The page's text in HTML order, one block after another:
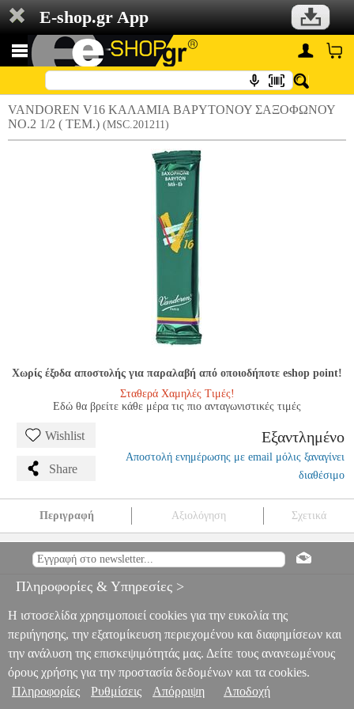
E-shop.gr App
VANDOREN V16 ΚΑΛΑΜΙΑ ΒΑΡΥΤΟΝΟΥ ΣΑΞΟΦΩΝΟΥ
ΝΟ.2 1/2 ( ΤΕΜ.) (MSC.201211)
Χωρίς έξοδα αποστολής για παραλαβή από οποιοδήποτε eshop point!
Σταθερά Χαμηλές Τιμές!
Εδώ θα βρείτε κάθε μέρα τις πιο ανταγωνιστικές τιμές
Wishlist
Share
Εξαντλημένο
Αποστολή ενημέρωσης με email μόλις ξαναγίνει
διαθέσιμο
Περιγραφή Αξιολόγηση Σχετικά
ΝΟ.2 1/2 ( ΤΕΜ.) MSC.201211
VANDOREN
ΚΑΛΑΜΙΑ ΒΑΡΥΤΟΝΟΥ ΣΑΞΟΦΩΝΟΥ ΝΟ.2 1/2 ( ΤΕΜ.)
Πληροφορίες & Υπηρεσίες >
Η ιστοσελίδα χρησιμοποιεί cookies για την ευκολία της
περιήγησης, την εξατομίκευση περιεχομένου και διαφημίσεων και
την ανάλυση της επισκεψιμότητάς μας. Δείτε τους ανανεωμένους
όρους χρήσης για την προστασία δεδομένων και τα cookies.
Πληροφορίες
Ρυθμίσεις Απόρριψη Αποδοχή